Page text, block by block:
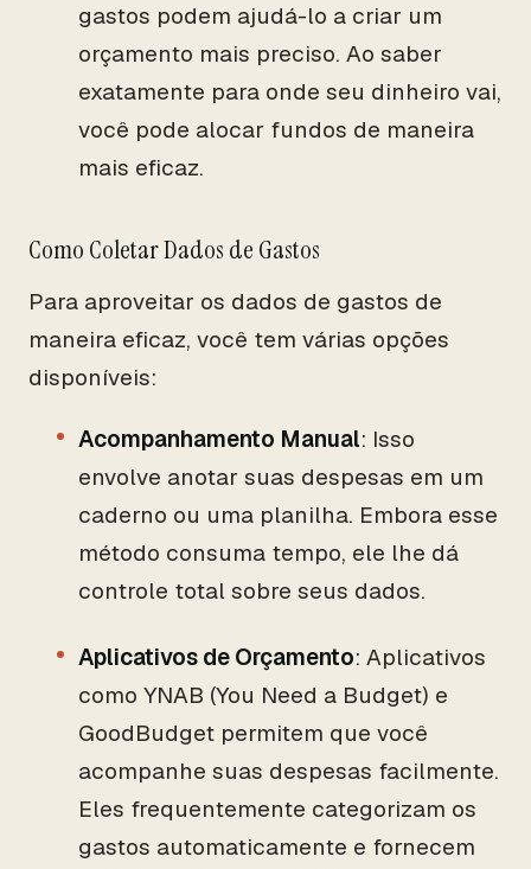
gastos podem ajudá-lo a criar um
orçamento mais preciso. Ao saber
exatamente para onde seu dinheiro vai,
você pode alocar fundos de maneira
mais eficaz.
Como Coletar Dados de Gastos
Para aproveitar os dados de gastos de
maneira eficaz, você tem várias opções
disponíveis:
Acompanhamento Manual: Isso
envolve anotar suas despesas em um
caderno ou uma planilha. Embora esse
método consuma tempo, ele lhe dá
controle total sobre seus dados.
Aplicativos de Orçamento: Aplicativos
como YNAB (You Need a Budget) e
GoodBudget permitem que você
acompanhe suas despesas facilmente.
Eles frequentemente categorizam os
gastos automaticamente e fornecem